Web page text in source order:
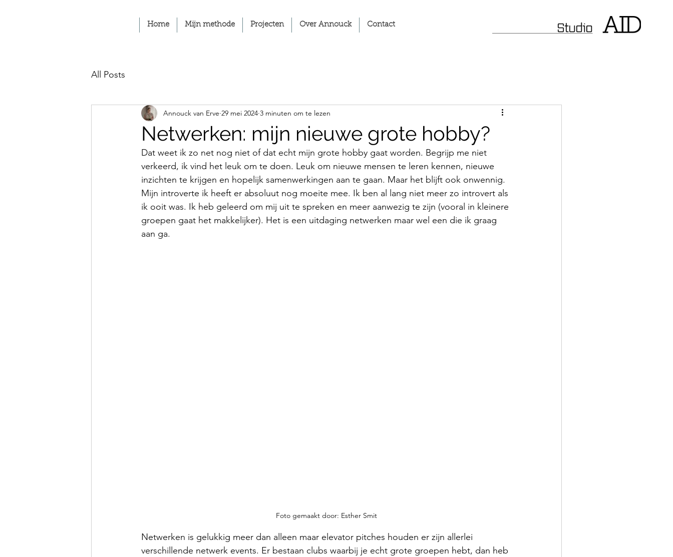
Home Mijn methode Projecten Over Annouck Contact
All Posts
Netwerken: mijn nieuwe grote hobby?
Annouck van Erve 29 mei 2024 3 minuten om te lezen
Dat weet ik zo net nog niet of dat echt mijn grote hobby gaat worden. Begrijp me niet
verkeerd, ik vind het leuk om te doen. Leuk om nieuwe mensen te leren kennen, nieuwe
inzichten te krijgen en hopelijk samenwerkingen aan te gaan. Maar het blijft ook onwennig.
Mijn introverte ik heeft er absoluut nog moeite mee. Ik ben al lang niet meer zo introvert als
ik ooit was. Ik heb geleerd om mij uit te spreken en meer aanwezig te zijn (vooral in kleinere
groepen gaat het makkelijker). Het is een uitdaging netwerken maar wel een die ik graag
aan ga.
Foto gemaakt door: Esther Smit
Netwerken is gelukkig meer dan alleen maar elevator pitches houden er zijn allerlei
verschillende netwerk events. Er bestaan clubs waarbij je echt grote groepen hebt, dan heb